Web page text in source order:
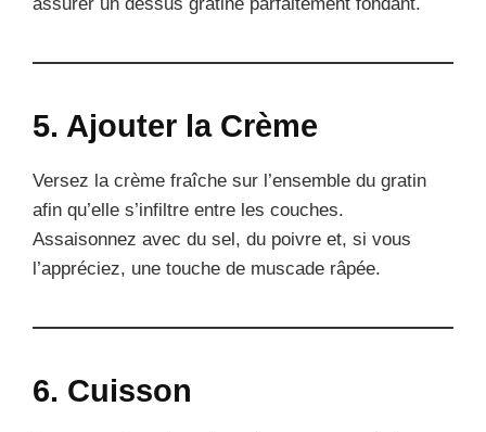
5. Ajouter la Crème
Versez la crème fraîche sur l’ensemble du gratin
afin qu’elle s’infiltre entre les couches.
Assaisonnez avec du sel, du poivre et, si vous
l’appréciez, une touche de muscade râpée.
6. Cuisson